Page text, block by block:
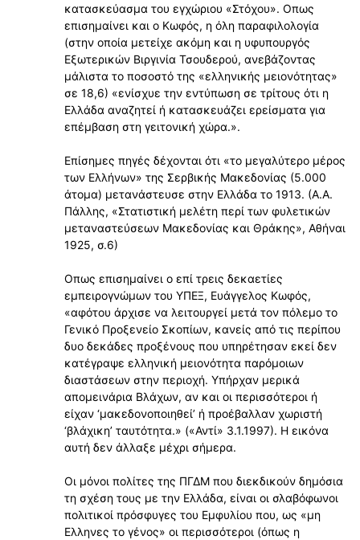
κατασκεύασμα του εγχώριου «Στόχου». Οπως
επισημαίνει και ο Κωφός, η όλη παραφιλολογία
(στην οποία μετείχε ακόμη και η υφυπουργός
Εξωτερικών Βιργινία Τσουδερού, ανεβάζοντας
μάλιστα το ποσοστό της «ελληνικής μειονότητας»
σε 18,6) «ενίσχυε την εντύπωση σε τρίτους ότι η
Ελλάδα αναζητεί ή κατασκευάζει ερείσματα για
επέμβαση στη γειτονική χώρα.».
Επίσημες πηγές δέχονται ότι «το μεγαλύτερο μέρος
των Ελλήνων» της Σερβικής Μακεδονίας (5.000
άτομα) μετανάστευσε στην Ελλάδα το 1913. (Α.Α.
Πάλλης, «Στατιστική μελέτη περί των φυλετικών
μεταναστεύσεων Μακεδονίας και Θράκης», Αθήναι
1925, σ.6)
Οπως επισημαίνει ο επί τρεις δεκαετίες
εμπειρογνώμων του ΥΠΕΞ, Ευάγγελος Κωφός,
«αφότου άρχισε να λειτουργεί μετά τον πόλεμο το
Γενικό Προξενείο Σκοπίων, κανείς από τις περίπου
δυο δεκάδες προξένους που υπηρέτησαν εκεί δεν
κατέγραψε ελληνική μειονότητα παρόμοιων
διαστάσεων στην περιοχή. Υπήρχαν μερικά
απομεινάρια Βλάχων, αν και οι περισσότεροι ή
είχαν ‘μακεδονοποιηθεί’ ή προέβαλλαν χωριστή
‘βλάχικη’ ταυτότητα.» («Αντί» 3.1.1997). Η εικόνα
αυτή δεν άλλαξε μέχρι σήμερα.
Οι μόνοι πολίτες της ΠΓΔΜ που διεκδικούν δημόσια
τη σχέση τους με την Ελλάδα, είναι οι σλαβόφωνοι
πολιτικοί πρόσφυγες του Εμφυλίου που, ως «μη
Ελληνες το γένος» οι περισσότεροι (όπως η